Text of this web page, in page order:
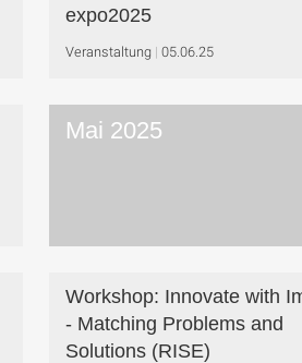
expo2025
Veranstaltung 05.06.25
Mai 2025
Workshop: Innovate with
- Matching Problems and
Solutions (RISE)